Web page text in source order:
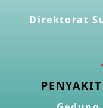
Direktorat